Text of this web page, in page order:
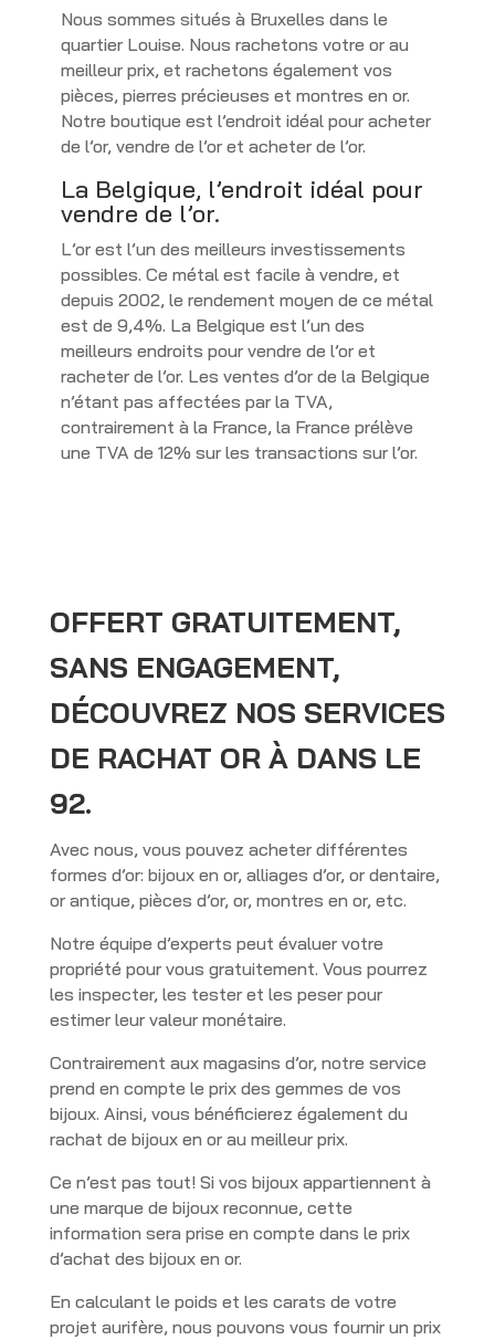
Nous sommes situés à Bruxelles dans le
quartier Louise. Nous rachetons votre or au
meilleur prix, et rachetons également vos
pièces, pierres précieuses et montres en or.
Notre boutique est l’endroit idéal pour acheter
de l’or, vendre de l’or et acheter de l’or.
La Belgique, l’endroit idéal pour
vendre de l’or.
L’or est l’un des meilleurs investissements
possibles. Ce métal est facile à vendre, et
depuis 2002, le rendement moyen de ce métal
est de 9,4%. La Belgique est l’un des
meilleurs endroits pour vendre de l’or et
racheter de l’or. Les ventes d’or de la Belgique
n’étant pas affectées par la TVA,
contrairement à la France, la France prélève
une TVA de 12% sur les transactions sur l’or.
OFFERT GRATUITEMENT,
SANS ENGAGEMENT,
DÉCOUVREZ NOS SERVICES
DE RACHAT OR À DANS LE
92.
Avec nous, vous pouvez acheter différentes
formes d’or: bijoux en or, alliages d’or, or dentaire,
or antique, pièces d’or, or, montres en or, etc.
Notre équipe d’experts peut évaluer votre
propriété pour vous gratuitement. Vous pourrez
les inspecter, les tester et les peser pour
estimer leur valeur monétaire.
Contrairement aux magasins d’or, notre service
prend en compte le prix des gemmes de vos
bijoux. Ainsi, vous bénéficierez également du
rachat de bijoux en or au meilleur prix.
Ce n’est pas tout! Si vos bijoux appartiennent à
une marque de bijoux reconnue, cette
information sera prise en compte dans le prix
d’achat des bijoux en or.
En calculant le poids et les carats de votre
projet aurifère, nous pouvons vous fournir un prix